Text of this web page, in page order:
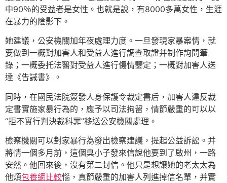
中90％的受益者是女性。也就是說，有8000多萬女性，生涯
在暴力的陰影下。
她建議，公安機關加年夜處理力度。一旦發現家暴案情，就
要做到一概對加害人和受益人進行調查取證并制作詢問筆
錄；一概委托法醫對受益人進行傷情鑒定；一概對加害人送
達《告誡書》。
同時，在國民法院簽發人身保護令裁定書后，加害人違反裁
定書實施家暴行為的，應予以司法拘留，情節嚴重的可以以
“拒不實行判決裁科罪”移送公安機關處理。
檢察機關可以對家暴行為發出檢察建議，提起公益訴訟。并
將情一個多月前，這個臭小子發來信說他要到了啟州，一路
安然。他回來後，沒有第二封信。他只是想讓她的老太太為
他煩包養網比較惱，真節嚴重的加害人列進掉信名單，并實